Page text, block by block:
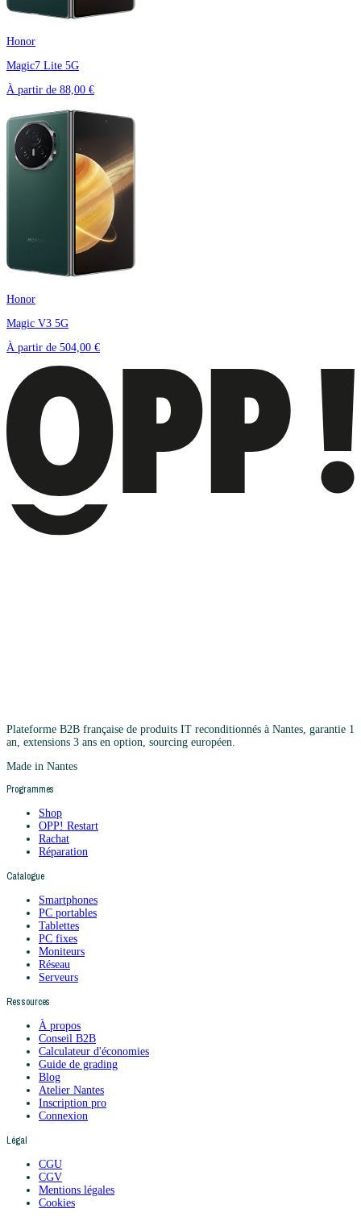
Honor
Magic7 Lite 5G
À partir de 88,00 €
Honor
Magic V3 5G
À partir de 504,00 €
Plateforme B2B française de produits IT reconditionnés à Nantes, garantie 1
an, extensions 3 ans en option, sourcing européen.
Made in Nantes
Programmes
Shop
OPP! Restart
Rachat
Réparation
Catalogue
Smartphones
PC portables
Tablettes
PC fixes
Moniteurs
Réseau
Serveurs
Ressources
À propos
Conseil B2B
Calculateur d'économies
Guide de grading
Blog
Atelier Nantes
Inscription pro
Connexion
Légal
CGU
CGV
Mentions légales
Cookies